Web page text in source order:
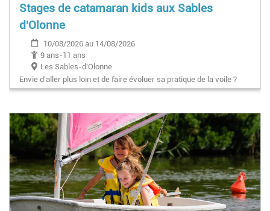
Stages de catamaran kids aux Sables
d'Olonne
10/08/2026 au 14/08/2026
9 ans-11 ans
Les Sables-d'Olonne
Envie d'aller plus loin et de faire évoluer sa pratique de la voile ?